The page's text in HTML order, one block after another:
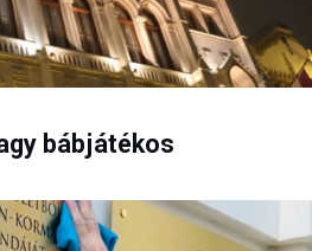
bábjátékos